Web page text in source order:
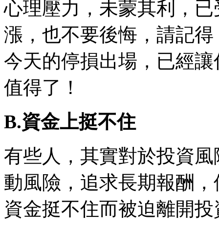
心理壓力，未蒙其利，
漲，也不要後悔，請記
今天的停損出場，已經
值得了！
B.資金上挺不住
有些人，其實對於投資
動風險，追求長期報酬
資金挺不住而被迫離開